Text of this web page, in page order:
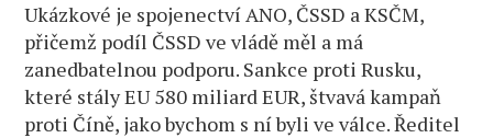
Ukázkové je spojenectví ANO, ČSSD a KSČM,
přičemž podíl ČSSD ve vládě měl a má
zanedbatelnou podporu. Sankce proti Rusku,
které stály EU 580 miliard EUR, štvavá kampaň
proti Číně, jako bychom s ní byli ve válce. Ředitel